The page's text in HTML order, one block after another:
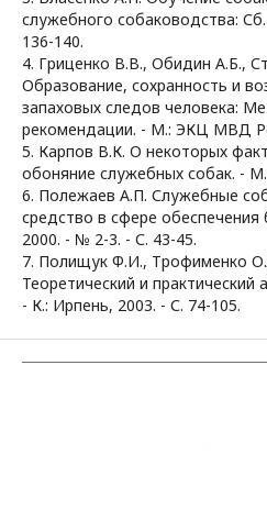
служебного собаководства:
136-140.
4. Гриценко В.В., Обидин А.Б.,
Образование, сохранность и
запаховых следов человека:
рекомендации. - М.: ЭКЦ МВД
5. Карпов В.К. О некоторых
обоняние служебных собак. -
6. Полежаев А.П. Служебные
средство в сфере обеспечения
2000. - № 2-3. - С. 43-45.
7. Полищук Ф.И., Трофименко
Теоретический и практический
- К.: Ирпень, 2003. - С. 74-105.